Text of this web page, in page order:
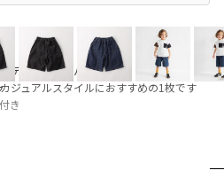
デニムハーフパンツ
ジュアルスタイルにおすすめの1枚です
き
えた綿100％デニム生地